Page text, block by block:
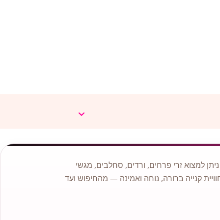
למצוא זרי פרחים, ורדים, סחלבים, מגשי
קנייה ברורה, נוחה ואמינה — מהחיפוש ועד